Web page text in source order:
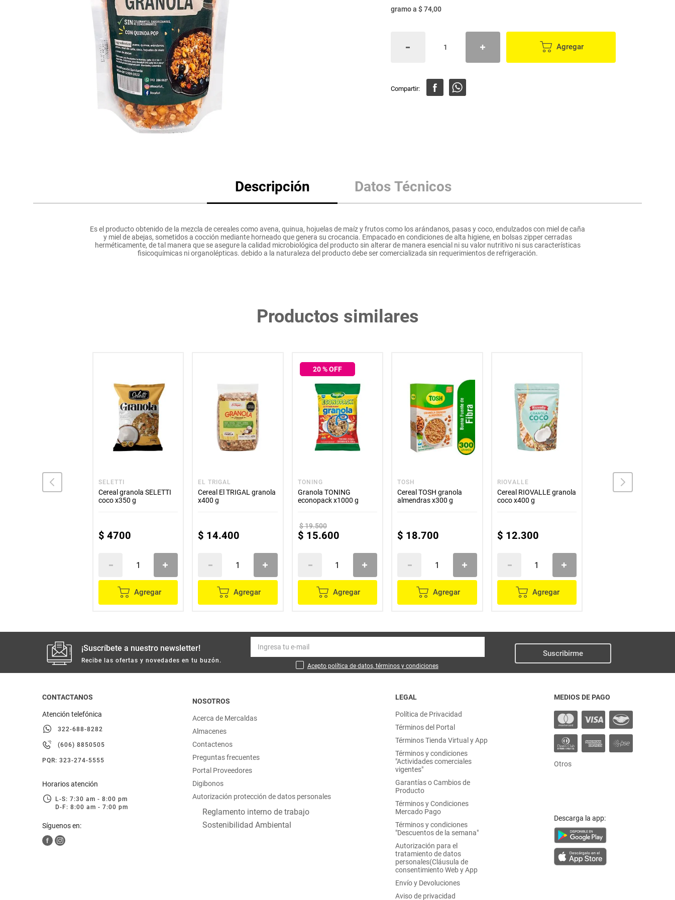
lácteos y refrigerados
otros
gramoa $ 74,00
Agregar
Descripción Datos Técnicos
Es el producto obtenido de la mezcla de cereales como avena, quinua, hojuelas de maíz y frutos como los arándanos, pasas y coco, endulzados con miel de caña
y miel de abejas, sometidos a cocción mediante horneado que genera su crocancia. Empacado en condiciones de alta higiene, en bolsas zipper cerradas
herméticamente, de tal manera que se asegure la calidad microbiológica del producto sin alterar de manera esencial ni su valor nutritivo ni sus características
fisicoquímicas ni organolépticas. debido a la naturaleza del producto debe ser comercializada sin requerimientos de refrigeración.
Productos similares
granola TOSH
SELETTI
Cereal granola SELETTI
coco x350 g
$ 4700
Agregar
EL TRIGAL
Cereal El TRIGAL granola
x400 g
$ 14.400
Agregar
20% OFF
TONING
Granola TONING
econopack x1000 g
$19.500
$ 15.600
Agregar
TOSH
Cereal TOSH granola
almendras x300 g
$ 18.700
Agregar
RIOVALLE
Cereal RIOVALLE granola
coco x400 g
$ 12.300
Agregar
ORIGAMI
Cereal ORIGAMI frutos
¡Suscríbete a nuestro newsletter!
Recibe las ofertas y novedades en tu buzón.
Acepto política de datos, términos y condiciones
Suscribirme
CONTACTANOS
Atención telefónica
322-688-8282
(606) 8850505
PQR: 323-274-5555
Horarios atención
L-S: 7:30 am - 8:00 pm
D-F: 8:00 am - 7:00 pm
Síguenos en:
NOSOTROS
Acerca de Mercaldas
Almacenes
Contactenos
Preguntas frecuentes
Portal Proveedores
Digibonos
Autorización protección de datos personales
Reglamento interno de trabajo
Sostenibilidad Ambiental
LEGAL
Política de Privacidad
Términos del Portal
Términos Tienda Virtual y App
Términos y condiciones
"Actividades comerciales
vigentes"
Garantías o Cambios de
Producto
Términos y Condiciones
Mercado Pago
Términos y condiciones
"Descuentos de la semana"
Autorización para el
tratamiento de datos
personales(Cláusula de
consentimiento Web y App
Envío y Devoluciones
Aviso de privacidad
MEDIOS DE PAGO
Otros
Descarga la app:
Mantequilla